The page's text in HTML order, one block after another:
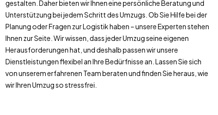
gestalten. Daher bieten wir Ihnen eine persönliche Beratung und
Unterstützung bei jedem Schritt des Umzugs. Ob Sie Hilfe bei der
Planung oder Fragen zur Logistik haben – unsere Experten stehen
Ihnen zur Seite. Wir wissen, dass jeder Umzug seine eigenen
Herausforderungen hat, und deshalb passen wir unsere
Dienstleistungen flexibel an Ihre Bedürfnisse an. Lassen Sie sich
von unserem erfahrenen Team beraten und finden Sie heraus, wie
wir Ihren Umzug so stressfrei.